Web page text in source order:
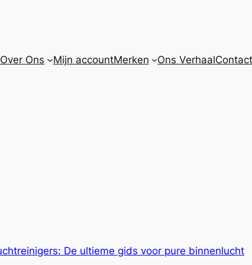
Over Ons Mijn accountMerken Ons Verhaal